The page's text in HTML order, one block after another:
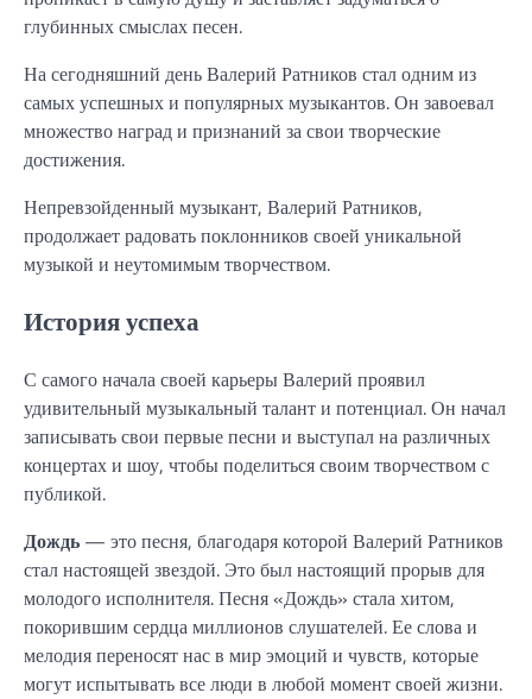
глубинных смыслах песен.
На сегодняшний день Валерий Ратников стал одним из
самых успешных и популярных музыкантов. Он завоевал
множество наград и признаний за свои творческие
достижения.
Непревзойденный музыкант, Валерий Ратников,
продолжает радовать поклонников своей уникальной
музыкой и неутомимым творчеством.
История успеха
С самого начала своей карьеры Валерий проявил
удивительный музыкальный талант и потенциал. Он начал
записывать свои первые песни и выступал на различных
концертах и шоу, чтобы поделиться своим творчеством с
публикой.
Дождь — это песня, благодаря которой Валерий Ратников
стал настоящей звездой. Это был настоящий прорыв для
молодого исполнителя. Песня «Дождь» стала хитом,
покорившим сердца миллионов слушателей. Ее слова и
мелодия переносят нас в мир эмоций и чувств, которые
могут испытывать все люди в любой момент своей жизни.